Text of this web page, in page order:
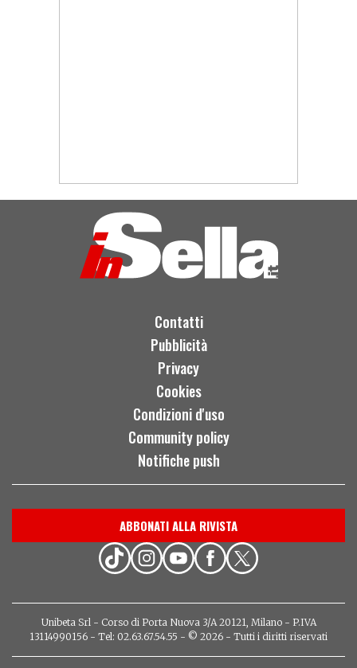
Contatti
Pubblicità
Privacy
Cookies
Condizioni d'uso
Community policy
Notifiche push
ABBONATI ALLA RIVISTA
Unibeta Srl - Corso di Porta Nuova 3/A 20121, Milano - P.IVA
13114990156 - Tel: 02.63.67.54.55 - © 2026 - Tutti i diritti riservati